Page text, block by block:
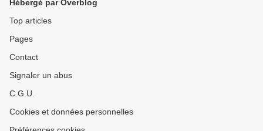
Hébergé par Overblog
Top articles
Pages
Contact
Signaler un abus
C.G.U.
Cookies et données personnelles